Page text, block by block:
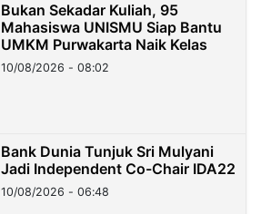
Bukan Sekadar Kuliah, 95
Mahasiswa UNISMU Siap Bantu
UMKM Purwakarta Naik Kelas
10/08/2026 - 08:02
Bank Dunia Tunjuk Sri Mulyani
Jadi Independent Co-Chair IDA22
10/08/2026 - 06:48